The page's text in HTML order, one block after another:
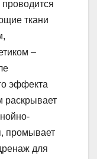
ткани
–
эффекта
раскрывает
промывает
для